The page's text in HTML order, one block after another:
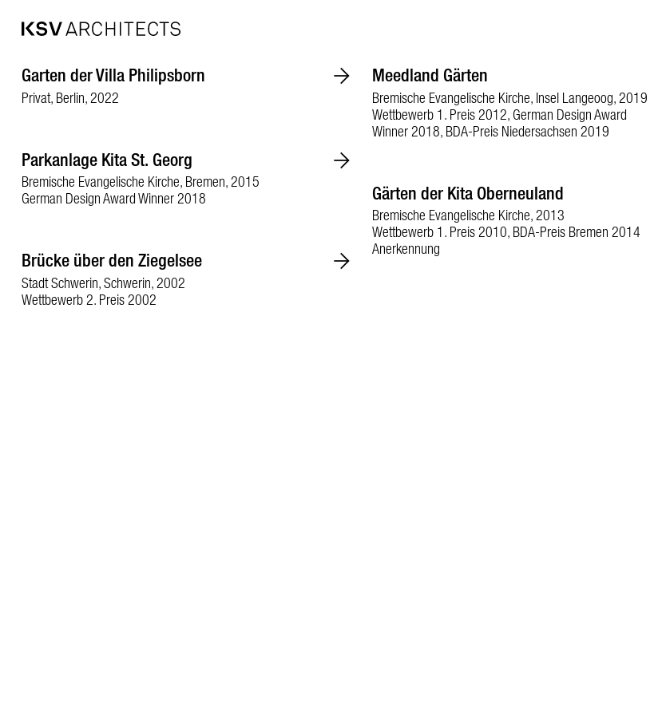
Inhalt
springen
Garten der Villa Philipsborn
Privat, Berlin, 2022
Parkanlage Kita St. Georg
Bremische Evangelische Kirche, Bremen, 2015
German Design Award Winner 2018
Brücke über den Ziegelsee
Stadt Schwerin, Schwerin, 2002
Wettbewerb 2. Preis 2002
Meedland Gärten
Bremische Evangelische Kirche, Insel Langeoog, 2019
Wettbewerb 1. Preis 2012, German Design Award
Winner 2018, BDA-Preis Niedersachsen 2019
Gärten der Kita Oberneuland
Bremische Evangelische Kirche, 2013
Wettbewerb 1. Preis 2010, BDA-Preis Bremen 2014
Anerkennung